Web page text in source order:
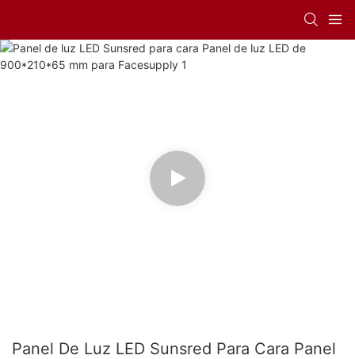
Panel De Luz LED Sunsred Para Cara Panel